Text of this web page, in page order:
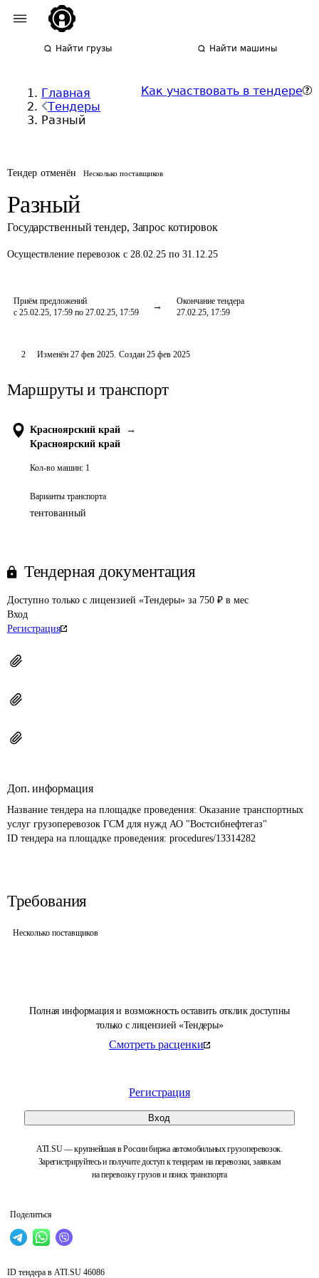
Найти грузы Найти машины
Главная
Тендеры
Разный
Как участвовать в тендере
Тендер отменён Несколько поставщиков
Разный
Государственный тендер, Запрос котировок
Осуществление перевозок с 28.02.25 по 31.12.25
Приём предложений
с 25.02.25, 17:59 по 27.02.25, 17:59
Окончание тендера
27.02.25, 17:59
Полная информация и возможность оставить отклик доступны
только с лицензией «Тендеры»
Смотреть расценки
Регистрация
Вход
ATI.SU — крупнейшая в России биржа автомобильных грузоперевозок.
Зарегистрируйтесь и получите доступ к тендерам на перевозки, заявкам
на перевозку грузов и поиск транспорта
Поделиться
2 Изменён 27 фев 2025. Создан 25 фев 2025
Маршруты и транспорт
Красноярский край
→
Красноярский край
Кол-во машин: 1
Варианты транспорта
тентованный
Тендерная документация
Доступно только с лицензией «Тендеры» за 750 ₽ в мес
Вход
Регистрация
Доп. информация
Название тендера на площадке проведения: Оказание транспортных
услуг грузоперевозок ГСМ для нужд АО "Востсибнефтегаз"
ID тендера на площадке проведения: procedures/13314282
Требования
Несколько поставщиков
ID тендера в ATI.SU 46086